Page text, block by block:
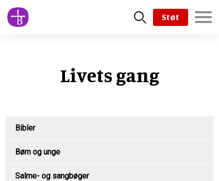
Skip
to
Støt
Livets gang
Product
Bibler
Børn og unge
Salme- og sangbøger